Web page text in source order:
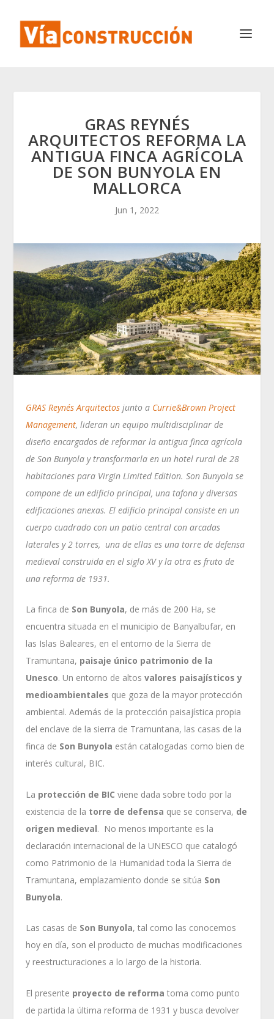
GRAS REYNÉS
ARQUITECTOS REFORMA LA
ANTIGUA FINCA AGRÍCOLA
DE SON BUNYOLA EN
MALLORCA
Jun 1, 2022
GRAS Reynés Arquitectos junto a Currie&Brown Project
Management, lideran un equipo multidisciplinar de
diseño encargados de reformar la antigua finca agrícola
de Son Bunyola y transformarla en un hotel rural de 28
habitaciones para Virgin Limited Edition. Son Bunyola se
compone de un edificio principal, una tafona y diversas
edificaciones anexas. El edificio principal consiste en un
cuerpo cuadrado con un patio central con arcadas
laterales y 2 torres, una de ellas es una torre de defensa
medieval construida en el siglo XV y la otra es fruto de
una reforma de 1931.
La finca de Son Bunyola, de más de 200 Ha, se
encuentra situada en el municipio de Banyalbufar, en
las Islas Baleares, en el entorno de la Sierra de
Tramuntana, paisaje único patrimonio de la
Unesco. Un entorno de altosvalores paisajísticos y
medioambientales que goza de la mayor protección
ambiental. Además de la protección paisajística propia
del enclave de la sierra de Tramuntana, las casas de la
finca de Son Bunyola están catalogadas como bien de
interés cultural, BIC.
La protección de BIC viene dada sobre todo por la
existencia de la torre de defensa que se conserva, de
origen medieval. No menos importante es la
declaración internacional de la UNESCO que catalogó
como Patrimonio de la Humanidad toda la Sierra de
Tramuntana, emplazamiento donde se sitúa Son
Bunyola.
Las casas de Son Bunyola, tal como las conocemos
hoy en día, son el producto de muchas modificaciones
y reestructuraciones a lo largo de la historia.
El presente proyecto de reforma toma como punto
de partida la última reforma de 1931 y busca devolver